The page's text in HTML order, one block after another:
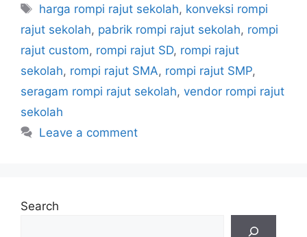
harga rompi rajut sekolah, konveksi rompi
rajut sekolah, pabrik rompi rajut sekolah, rompi
rajut custom, rompi rajut SD, rompi rajut
sekolah, rompi rajut SMA, rompi rajut SMP,
seragam rompi rajut sekolah, vendor rompi rajut
sekolah
Leave a comment
Search